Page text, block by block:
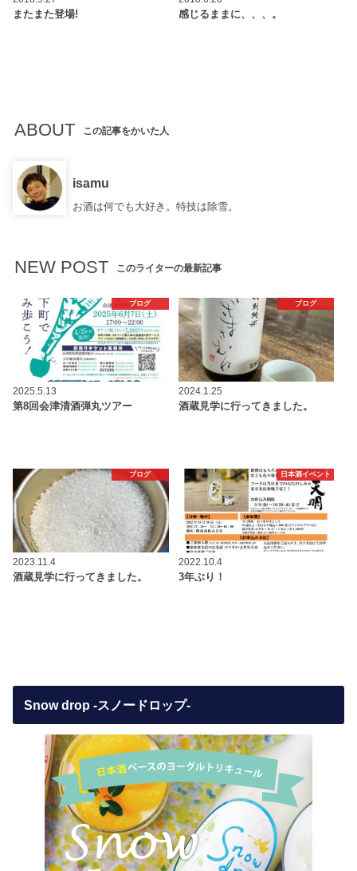
またまた登場!
感じるままに、、、。
ABOUT この記事をかいた人
isamu
お酒は何でも大好き。特技は除雪。
NEW POST このライターの最新記事
ブログ
2025.5.13
第8回会津清酒弾丸ツアー
ブログ
2024.1.25
酒蔵見学に行ってきました。
ブログ
2023.11.4
酒蔵見学に行ってきました。
日本酒イベント
2022.10.4
3年ぶり！
Snow drop -スノードロップ-